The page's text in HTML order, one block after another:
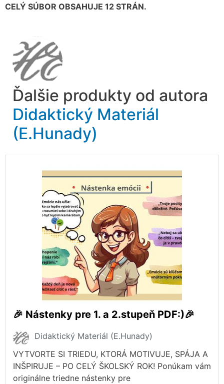
CELÝ SÚBOR OBSAHUJE 12 STRÁN.
Ďalšie produkty od autora
Didaktický Materiál
(E.Hunady)
🎉 Nástenky pre 1. a 2.stupeň PDF:)🎉
Didaktický Materiál (E.Hunady)
VYTVORTE SI TRIEDU, KTORÁ MOTIVUJE, SPÁJA A
INŠPIRUJE – PO CELÝ ŠKOLSKÝ ROK! Ponúkam vám
originálne triedne nástenky pre